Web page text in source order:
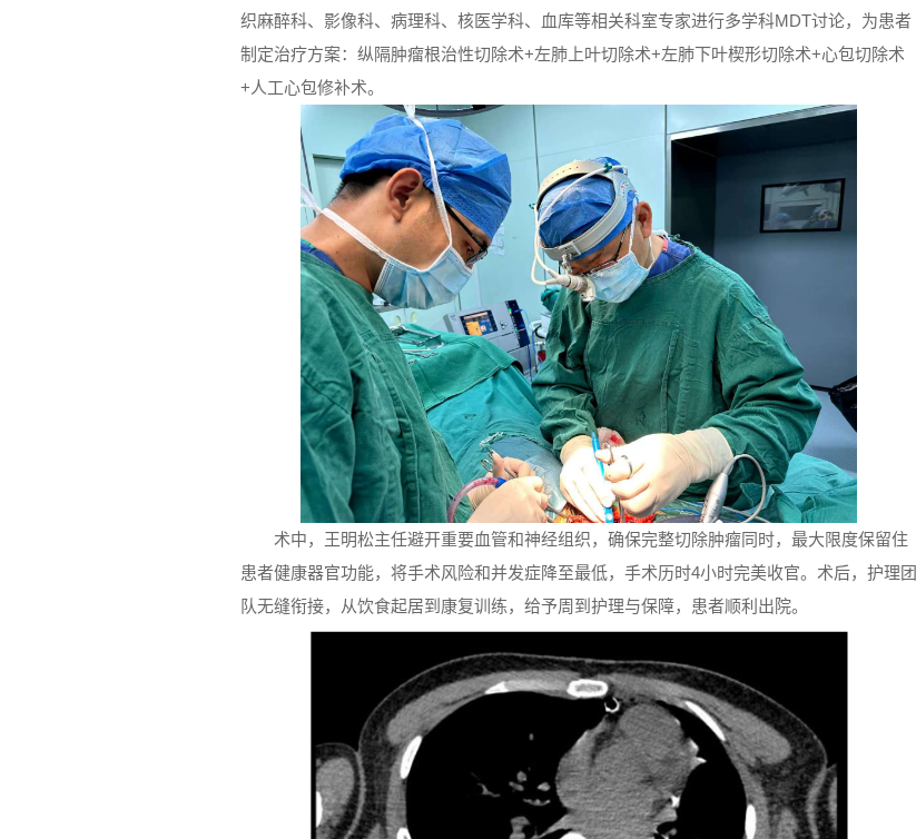
织麻醉科、影像科、病理科、核医学科、血库等相关科室专家进行多学科MDT讨论，为患者
制定治疗方案：纵隔肿瘤根治性切除术+左肺上叶切除术+左肺下叶楔形切除术+心包切除术
+人工心包修补术。
术中，王明松主任避开重要血管和神经组织，确保完整切除肿瘤同时，最大限度保留住
患者健康器官功能，将手术风险和并发症降至最低，手术历时4小时完美收官。术后，护理团
队无缝衔接，从饮食起居到康复训练，给予周到护理与保障，患者顺利出院。